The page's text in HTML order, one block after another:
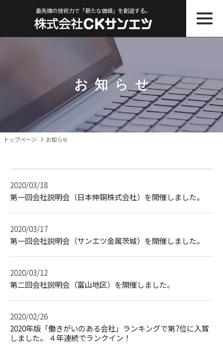
最先端の技術力で「新たな価値」を創造する。
お知らせ
トップページ お知らせ
2020/03/18
第一回会社説明会（日本伸銅株式会社）を開催しました。
2020/03/17
第一回会社説明会（サンエツ金属茨城）を開催しました。
2020/03/12
第二回会社説明会（富山地区）を開催しました。
2020/02/26
2020年版「働きがいのある会社」ランキングで第7位に入賞
しました。 ４年連続でランクイン！